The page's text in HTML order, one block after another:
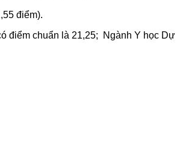
điểm).
điểm chuẩn là 21,25; Ngành Y học Dự